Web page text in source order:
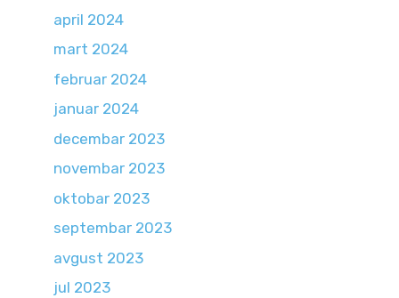
april 2024
mart 2024
februar 2024
januar 2024
decembar 2023
novembar 2023
oktobar 2023
septembar 2023
avgust 2023
jul 2023